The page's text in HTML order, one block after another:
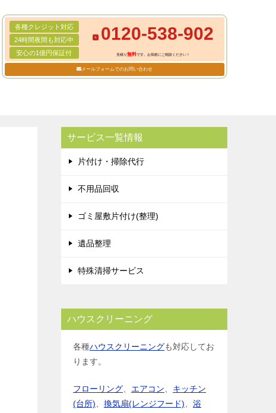
各種クレジット対応
24時間夜間も対応中
安心の1億円保証付
0120-538-902
見積り無料です。お気軽にご相談ください！
メールフォームでのお問い合わせ
サービス一覧情報
片付け・掃除代行
不用品回収
ゴミ屋敷片付け(整理)
遺品整理
特殊清掃サービス
ハウスクリーニング
各種ハウスクリーニングも対応してお
ります。
フローリング エアコン
キッチン
(台所)
換気扇(レンジフード)
浴